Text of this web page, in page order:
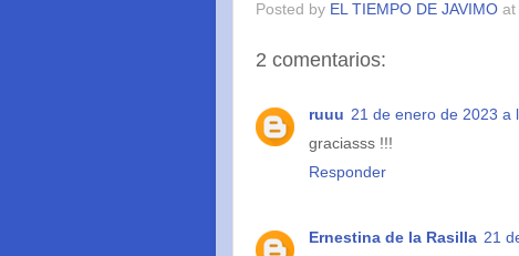
Posted by EL TIEMPO DE JAVIMO at
2 comentarios:
ruuu 21 de enero de 2023 a
graciasss !!!
Responder
Ernestina de la Rasilla 21